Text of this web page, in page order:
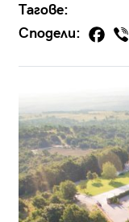
Тагове:
Сподели: